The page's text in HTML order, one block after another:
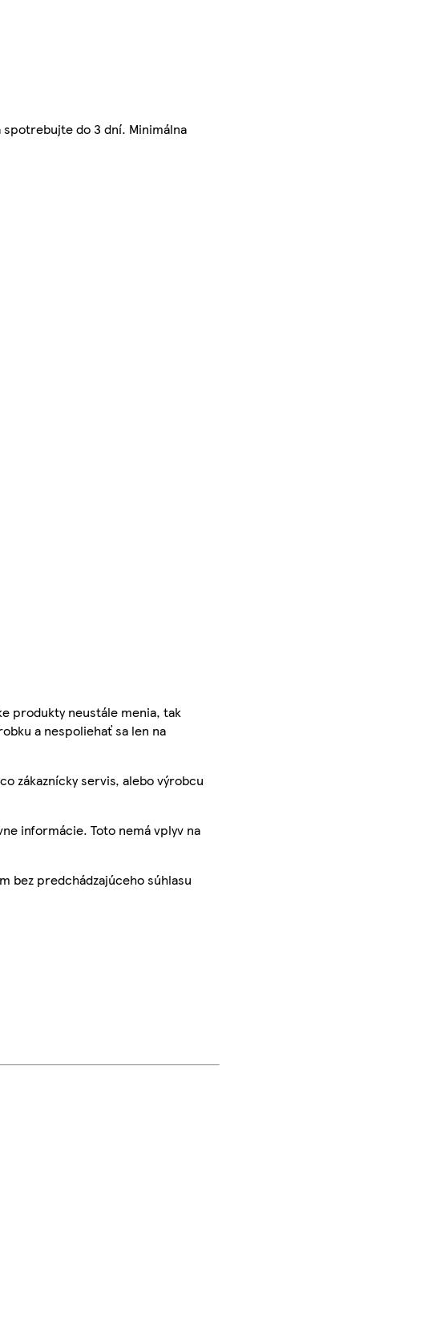
do 3 dní. Minimálna
produkty neustále menia, tak
a nespoliehať sa len na
zákaznícky servis, alebo výrobcu
informácie. Toto nemá vplyv na
bez predchádzajúceho súhlasu